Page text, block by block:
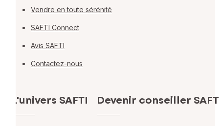
Vendre en toute sérénité
SAFTI Connect
Avis SAFTI
Contactez-nous
L'univers SAFTI Devenir conseiller